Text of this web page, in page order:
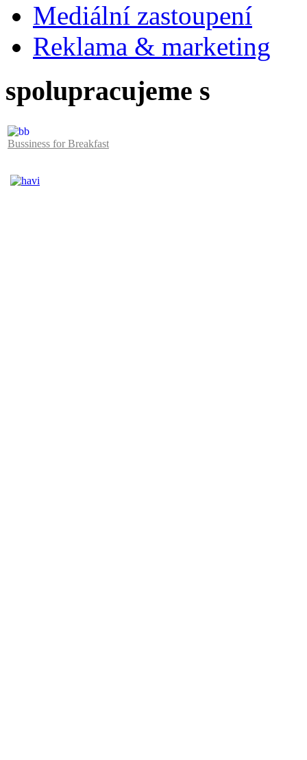
Mediální zastoupení
Reklama & marketing
spolupracujeme s
Bussiness for Breakfast